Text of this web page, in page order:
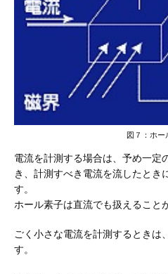
図７：ホー
電流を計測する場合は、予め一定
き、計測すべき電流を流したとき
す。
ホール素子は直流でも扱えること
ごく小さな電流を計測するときは
す。